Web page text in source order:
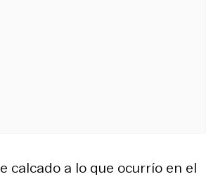
calcado a lo que ocurrío en el